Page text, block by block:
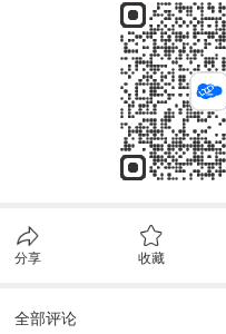
分享 收藏
全部评论